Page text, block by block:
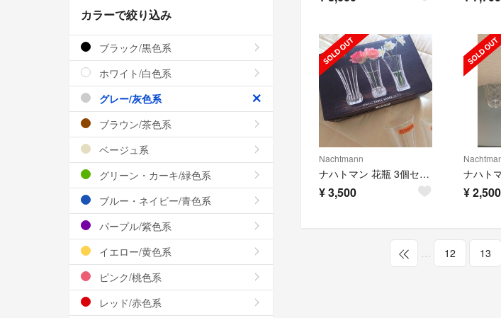
Nachtmann
ナハトマン 花瓶 3個セット ガラス クリスタル 新品
¥3,500 ¥2,500
… 12 13
カラーで絞り込み
ブラック/黒色系
ホワイト/白色系
グレー/灰色系
ブラウン/茶色系
ベージュ系
グリーン・カーキ/緑色系
ブルー・ネイビー/青色系
パープル/紫色系
イエロー/黄色系
ピンク/桃色系
レッド/赤色系